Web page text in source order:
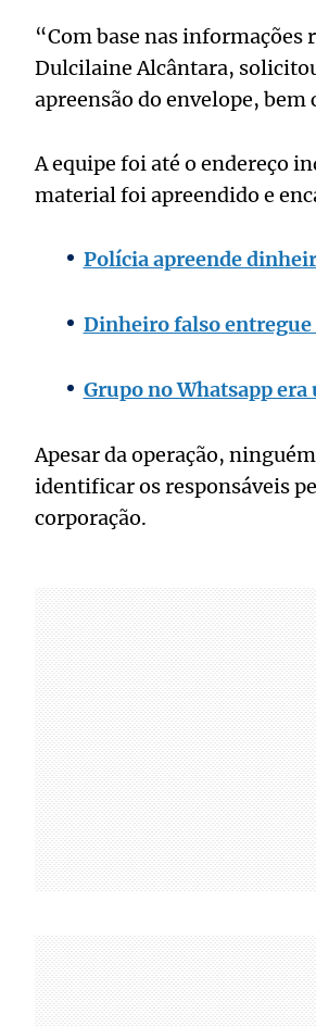
“Com base nas informações
Dulcilaine Alcântara,
apreensão do envelope, bem
A equipe foi até o endereço
material foi apreendido e
Polícia apreende
Dinheiro falso entregue
Grupo no Whatsapp
Apesar da operação,
identificar os responsáveis
corporação.